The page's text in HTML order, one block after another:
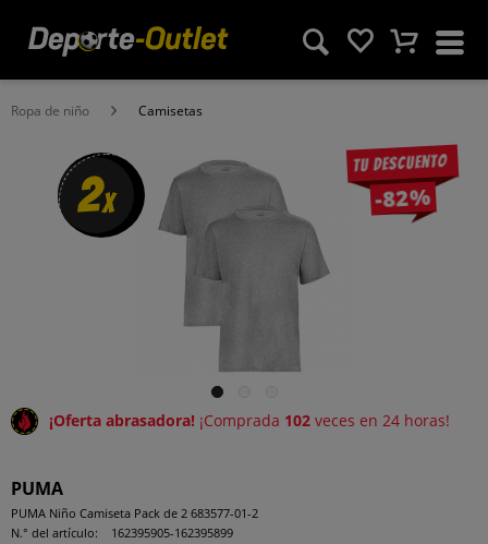
Ropa de niño Camisetas
Tu descuento
-82%
2x
¡Oferta abrasadora! ¡Comprada 102 veces en 24 horas!
PUMA
PUMA Niño Camiseta Pack de 2 683577-01-2
N.° del artículo:
162395905-162395899